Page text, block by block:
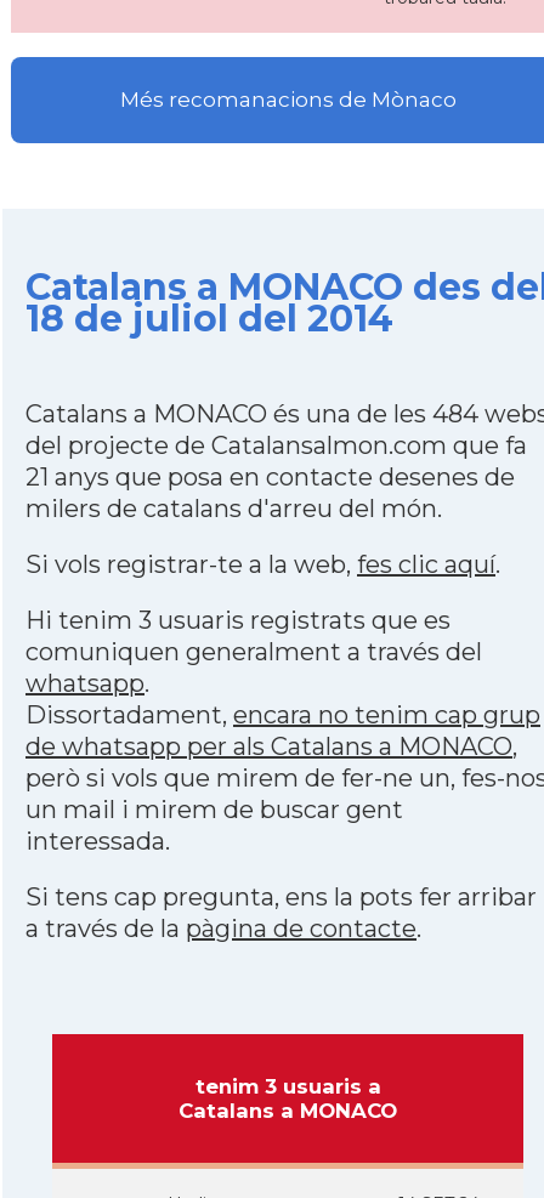
Més recomanacions de Mònaco
Catalans a MONACO des
18 de juliol del 2014
Catalans a MONACO és una de les 484
del projecte de Catalansalmon.com que fa
21 anys que posa en contacte desenes de
milers de catalans d'arreu del món.
Si vols registrar-te a la web, fes clic aquí.
Hi tenim 3 usuaris registrats que es
comuniquen generalment a través del
whatsapp.
Dissortadament, encara no tenim cap grup
de whatsapp per als Catalans a MONACO,
però si vols que mirem de fer-ne un, fes-
un mail i mirem de buscar gent
interessada.
Si tens cap pregunta, ens la pots fer arribar
a través de la pàgina de contacte.
tenim 3 usuaris a
Catalans a MONACO